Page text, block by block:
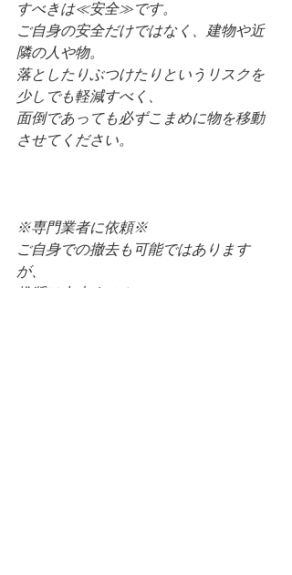
すべきは≪安全≫です。
ご自身の安全だけではなく、建物や近
隣の人や物。
落としたりぶつけたりというリスクを
少しでも軽減すべく、
面倒であっても必ずこまめに物を移動
させてください。
※専門業者に依頼※
ご自身での撤去も可能ではあります
が、
推奨は出来ません。